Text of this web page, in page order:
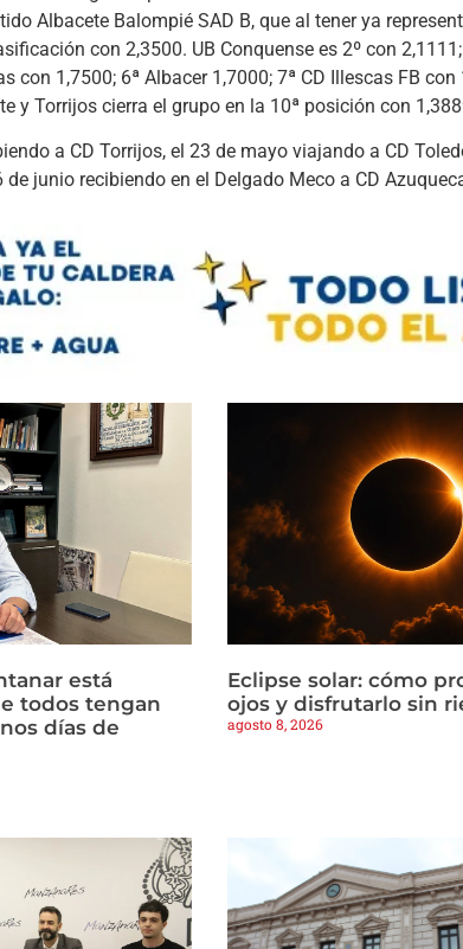
Albacete Balompié SAD B, que al tener ya
con 2,3500. UB Conquense es 2º con
1,7500; 6ª Albacer 1,7000; 7ª CD Illescas FB con
y Torrijos cierra el grupo en la 10ª posición con
a CD Torrijos, el 23 de mayo viajando a CD
junio recibiendo en el Delgado Meco a CD
está
todos tengan
días de
Eclipse solar: cómo
ojos y disfrutarlo sin
agosto 8, 2026